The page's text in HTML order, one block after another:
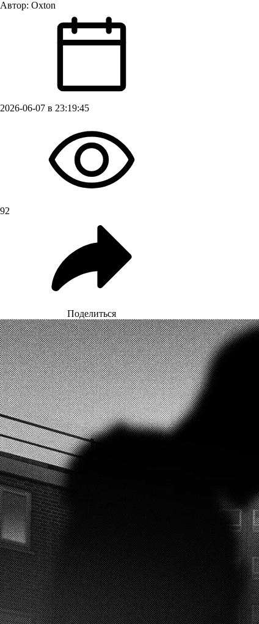
Автор: Oxton
2026-06-07 в 23:19:45
92
Поделиться